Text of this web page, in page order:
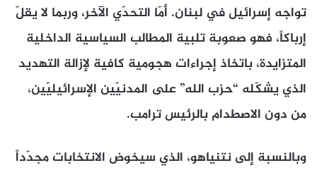
تواجه إسرائيل في لبنان. أمّا التحدّي الآخر، وربما لا يقلّ
إرباكاً، فهو صعوبة تلبية المطالب السياسية الداخلية
المتزايدة، باتخاذ إجراءات هجومية كافية لإزالة التهديد
الذي يشكّله “حزب الله” على المدنيّين الإسرائيليّين،
من دون الاصطدام بالرئيس ترامب.
وبالنسبة إلى نتنياهو، الذي سيخوض الانتخابات مجدّداً